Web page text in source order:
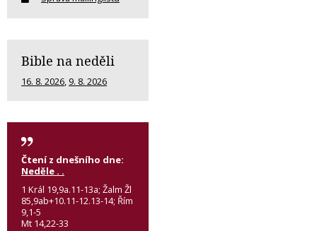
Bible na neděli
16. 8. 2026, 9. 8. 2026
Čtení z dnešního dne:
Neděle . .
1 Král 19,9a.11-13a; Žalm Žl
85,9ab+10.11-12.13-14; Řím
9,1-5
Mt 14,22-33